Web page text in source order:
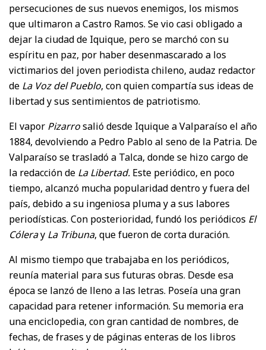
persecuciones de sus nuevos enemigos, los mismos
que ultimaron a Castro Ramos. Se vio casi obligado a
dejar la ciudad de Iquique, pero se marchó con su
espíritu en paz, por haber desenmascarado a los
victimarios del joven periodista chileno, audaz redactor
de La Voz del Pueblo, con quien compartía sus ideas de
libertad y sus sentimientos de patriotismo.
El vapor Pizarrosalió desde Iquique a Valparaíso el año
1884, devolviendo a Pedro Pablo al seno de la Patria. De
Valparaíso se trasladó a Talca, donde se hizo cargo de
la redacción de La Libertad. Este periódico, en poco
tiempo, alcanzó mucha popularidad dentro y fuera del
país, debido a su ingeniosa pluma y a sus labores
periodísticas. Con posterioridad, fundó los periódicos El
Cóleray La Tribuna, que fueron de corta duración.
Al mismo tiempo que trabajaba en los periódicos,
reunía material para sus futuras obras. Desde esa
época se lanzó de lleno a las letras. Poseía una gran
capacidad para retener información. Su memoria era
una enciclopedia, con gran cantidad de nombres, de
fechas, de frases y de páginas enteras de los libros